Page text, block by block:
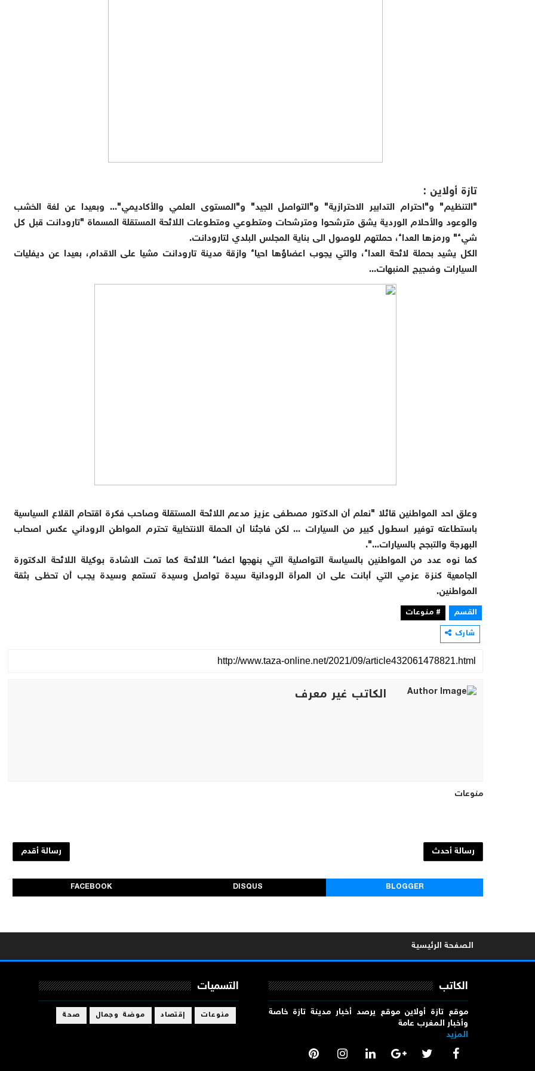
تازة أولاين :
"التنظيم" و"احترام التدابير الاحترازية" و"التواصل الجيد" و"المستوى العلمي والأكاديمي"... وبعيدا عن لغة الخشب
والوعود والأحلام الوردية يشق مترشحوا ومترشحات ومتطوعي ومتطوعات اللائحة المستقلة المسماة "تارودانت قبل كل
شيء" ورمزها العداء، حملتهم للوصول الى بناية المجلس البلدي لتارودانت.
الكل يشيد بحملة لائحة العداء، والتي يجوب اعضاؤها احياء وازقة مدينة تارودانت مشيا على الاقدام، بعيدا عن ديفليات
السيارات وضجيج المنبهات...
وعلق احد المواطنين قائلا "نعلم أن الدكتور مصطفى عزيز مدعم اللائحة المستقلة وصاحب فكرة اقتحام القلاع السياسية
باستطاعته توفير اسطول كبير من السيارات ... لكن فاجئنا أن الحملة الانتخابية تحترم المواطن الروداني عكس اصحاب
البهرجة والتبجح بالسيارات...".
كما نوه عدد من المواطنين بالسياسة التواصلية التي بنهجها اعضاء اللائحة كما تمت الاشادة بوكيلة اللائحة الدكتورة
الجامعية كنزة عزمي التي أبانت على ان المرأة الرودانية سيدة تواصل وسيدة تستمع وسيدة يجب أن تحظى بثقة
المواطنين.
القسم
# منوعات
شارك
الكاتب غير معرف
منوعات
رسالة أحدث رسالة أقدم
BLOGGER
DISQUS
FACEBOOK
الصفحة الرئيسية
الكاتب
موقع تازة أولاين موقع يرصد أخبار مدينة تازة خاصة
وأخبار المغرب عامة
المزيد
التسميات
منوعات إقتصاد موضة وجمال صحة